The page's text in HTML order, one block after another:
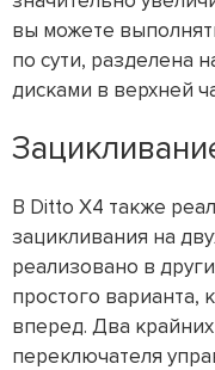
вы можете
по сути, разделена
дисками в верхней
В Ditto X4 также
зацикливания на
реализовано в
простого варианта,
вперед. Два
переключателя